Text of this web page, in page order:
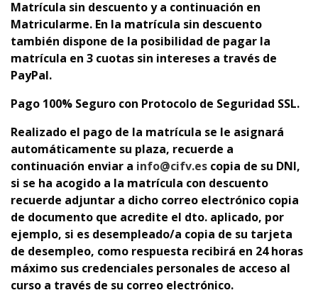
Matrícula sin descuento y a continuación en
Matricularme. En la matrícula sin descuento
también dispone de la posibilidad de pagar la
matrícula en 3 cuotas sin intereses a través de
PayPal.
Pago 100% Seguro con Protocolo de Seguridad SSL.
Realizado el pago de la matrícula se le asignará
automáticamente su plaza, recuerde a
continuación enviar a info@cifv.es copia de su DNI,
si se ha acogido a la matrícula con descuento
recuerde adjuntar a dicho correo electrónico copia
de documento que acredite el dto. aplicado, por
ejemplo, si es desempleado/a copia de su tarjeta
de desempleo, como respuesta recibirá en 24 horas
máximo sus credenciales personales de acceso al
curso a través de su correo electrónico.